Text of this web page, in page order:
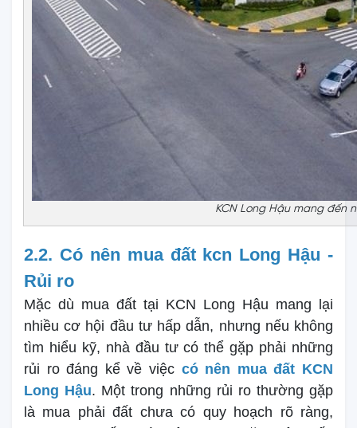
KCN Long Hậu mang đến
2.2. Có nên mua đất kcn Long Hậu -
Rủi ro
Mặc dù mua đất tại KCN Long Hậu mang lại
nhiều cơ hội đầu tư hấp dẫn, nhưng nếu không
tìm hiểu kỹ, nhà đầu tư có thể gặp phải những
rủi ro đáng kể về việc có nên mua đất KCN
Long Hậu. Một trong những rủi ro thường gặp
là mua phải đất chưa có quy hoạch rõ ràng,